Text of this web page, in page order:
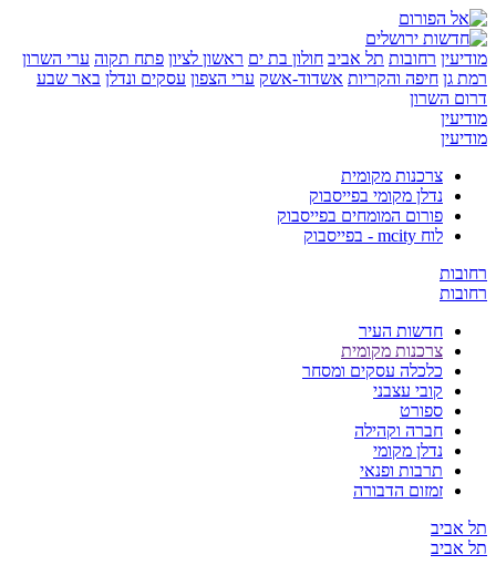
רחובות תל אביב חולון בת ים ראשון לציון פתח תקוה ערי השרון
גן חיפה והקריות אשדוד-אשק ערי הצפון עסקים ונדלן באר שבע
השרון
צרכנות מקומית
נדלן מקומי בפייסבוק
פורום המומחים בפייסבוק
לוח mcity - בפייסבוק
חדשות העיר
צרכנות מקומית
כלכלה עסקים ומסחר
קובי עצבני
ספורט
חברה וקהילה
נדלן מקומי
תרבות ופנאי
זמזום הדבורה
אביב
אביב